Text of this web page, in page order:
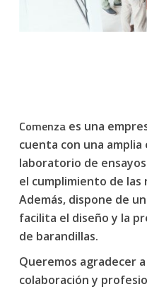
Comenzaes una
cuenta con una
laboratorio de
el cumplimiento de
Además, dispone de
facilita el diseño y la
de barandillas.
Queremos agradecer
colaboración y